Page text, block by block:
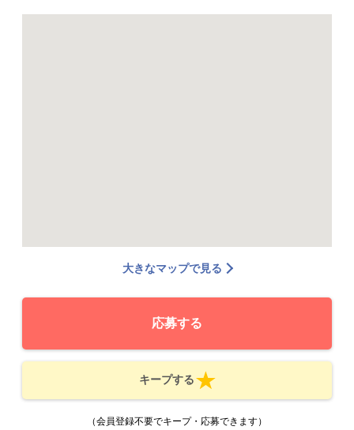
大きなマップで見る
応募する
キープする
（会員登録不要でキープ・応募できます）